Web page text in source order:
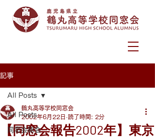
記事
All Posts
同窓会総会
All Posts
【同窓会報告2002年】東京
鶴丸高等学校同窓会
2002年6月22日 読了時間: 2分